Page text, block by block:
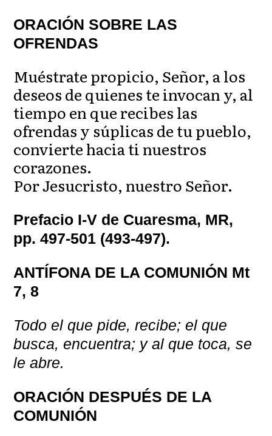
ORACIÓN SOBRE LAS
OFRENDAS
Muéstrate propicio, Señor, a los
deseos de quienes te invocan y, al
tiempo en que recibes las
ofrendas y súplicas de tu pueblo,
convierte hacia ti nuestros
corazones.
Por Jesucristo, nuestro Señor.
Prefacio I-V de Cuaresma, MR,
pp. 497-501 (493-497).
ANTÍFONA DE LA COMUNIÓN Mt
7, 8
Todo el que pide, recibe; el que
busca, encuentra; y al que toca, se
le abre.
ORACIÓN DESPUÉS DE LA
COMUNIÓN